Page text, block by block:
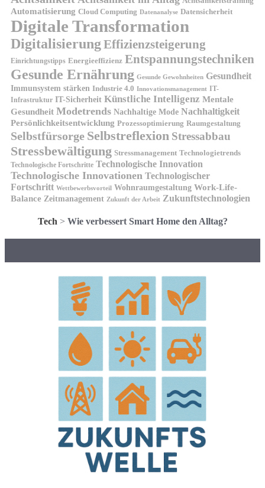
Automatisierung Cloud Computing Datenanalyse Datensicherheit
Digitale Transformation
Digitalisierung Effizienzsteigerung
Einrichtungstipps Energieeffizienz Entspannungstechniken
Gesunde Ernährung Gesunde Gewohnheiten Gesundheit
Immunsystem stärken Industrie 4.0 Innovationsmanagement IT-
Infrastruktur IT-Sicherheit Künstliche Intelligenz Mentale
Gesundheit Modetrends Nachhaltige Mode Nachhaltigkeit
Persönlichkeitsentwicklung Prozessoptimierung Raumgestaltung
Selbstfürsorge Selbstreflexion Stressabbau
Stressbewältigung Stressmanagement Technologietrends
Technologische Fortschritte Technologische Innovation
Technologische Innovationen Technologischer
Fortschritt Wettbewerbsvorteil Wohnraumgestaltung Work-Life-
Balance Zeitmanagement Zukunft der Arbeit Zukunftstechnologien
Tech > Wie verbessert Smart Home den Alltag?